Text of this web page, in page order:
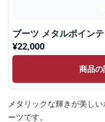
ブーツ メタルポイン
¥22,000
商品
メタリックな輝きが美し
ーツです。